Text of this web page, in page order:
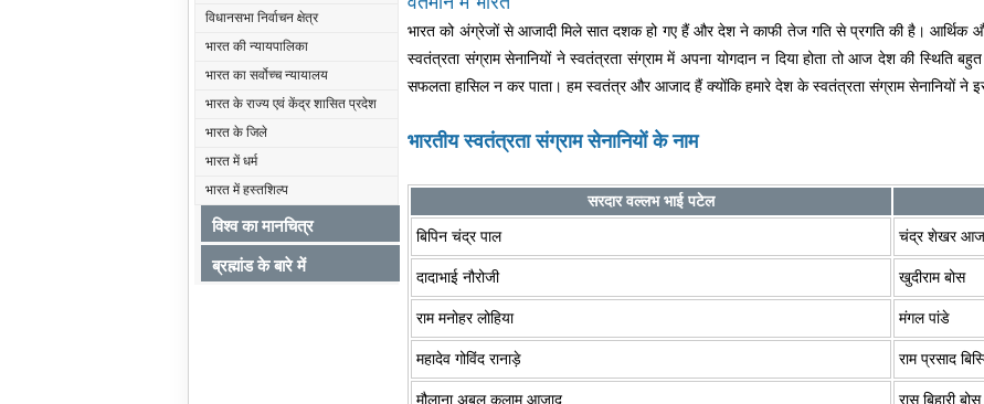
विधानसभा निर्वाचन क्षेत्र
भारत की न्यायपालिका
भारत का सर्वोच्च न्यायालय
भारत के राज्य एवं केंद्र शासित प्रदेश
भारत के जिले
भारत में धर्म
भारत में हस्तशिल्प
विश्व का मानचित्र
ब्रह्मांड के बारे में
भारत को अंग्रेजों से आजादी मिले सात दशक हो गए हैं और देश ने काफी तेज गति से प्रगति की है। आर्थिक
स्वतंत्रता संग्राम सेनानियों ने स्वतंत्रता संग्राम में अपना योगदान न दिया होता तो आज देश की स्थिति
सफलता हासिल न कर पाता। हम स्वतंत्र और आजाद हैं क्योंकि हमारे देश के स्वतंत्रता संग्राम सेनानियों ने
भारतीय स्वतंत्रता संग्राम सेनानियों के नाम
सरदार वल्लभ भाई पटेल
बिपिन चंद्र पाल
चंद्र शेखर
दादाभाई नौरोजी खुदीराम बोस
राम मनोहर लोहिया मंगल पांडे
महादेव गोविंद रानाड़े राम प्रसाद
मौलाना अबुल कलाम आजाद रास बिहारी बोस